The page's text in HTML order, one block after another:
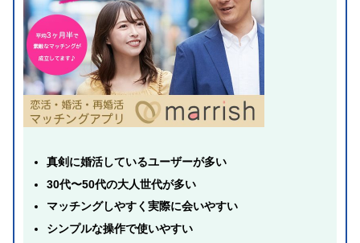
真剣に婚活しているユーザーが多い
30代〜50代の大人世代が多い
マッチングしやすく実際に会いやすい
シンプルな操作で使いやすい